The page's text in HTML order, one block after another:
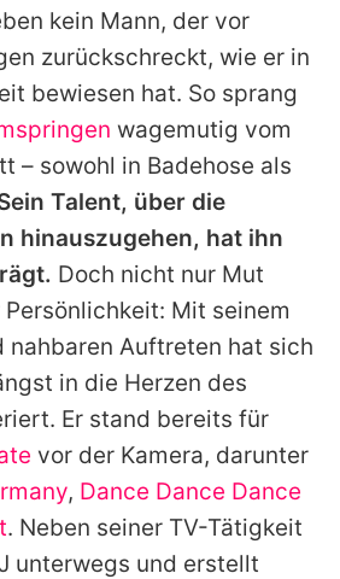
kein Mann, der vor
zurückschreckt, wie er in
bewiesen hat. So sprang
wagemutig vom
– sowohl in Badehose als
Talent, über die
hinauszugehen, hat ihn
Doch nicht nur Mut
Mit seinem
nahbaren Auftreten hat sich
in die Herzen des
Er stand bereits für
vor der Kamera, darunter
, Dance Dance Dance
. Neben seiner TV-Tätigkeit
unterwegs und erstellt